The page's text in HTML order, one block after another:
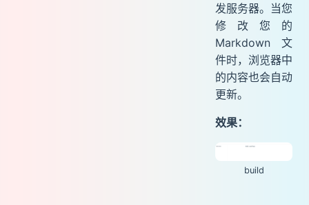
发服务器。当您
修改您的
Markdown 文
件时，浏览器中
的内容也会自动
更新。
效果：
build